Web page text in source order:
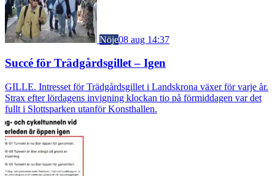
Nöje08 aug 14:37
Succé för Trädgårdsgillet – Igen
GILLE. Intresset för Trädgårdsgillet i Landskrona växer för varje år.
Strax efter lördagens invigning klockan tio på förmiddagen var det
fullt i Slottsparken utanför Konsthallen.